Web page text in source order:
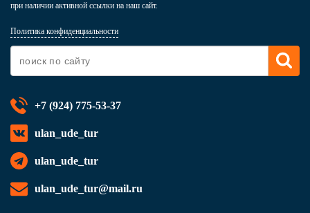
при наличии активной ссылки на наш сайт.
Политика конфиденциальности
+7 (924) 775-53-37
ulan_ude_tur
ulan_ude_tur
ulan_ude_tur@mail.ru